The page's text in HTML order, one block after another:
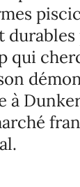
qui
à